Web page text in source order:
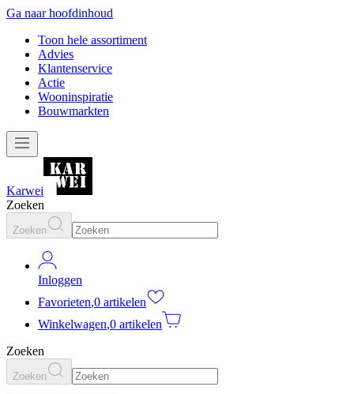
Ga naar hoofdinhoud
Toon hele assortiment
Advies
Klantenservice
Actie
Wooninspiratie
Bouwmarkten
Karwei
Zoeken
Zoeken
Inloggen
Favorieten,0 artikelen
Winkelwagen,0 artikelen
Zoeken
Zoeken